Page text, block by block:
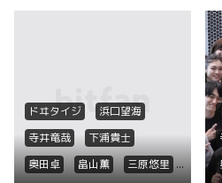
ドヰタイジ
浜口望海
寺井竜哉
下浦貴士
奥田卓
畠山薫
三原悠里